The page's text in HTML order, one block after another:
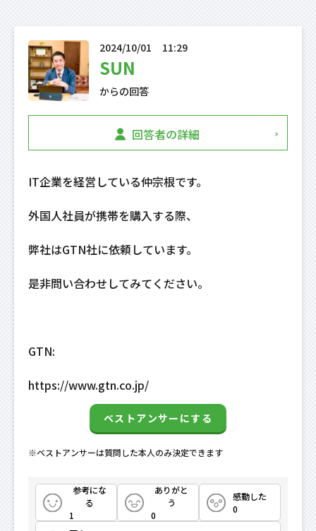
2024/10/01 11:29
SUN
からの回答
回答者の詳細
IT企業を経営している仲宗根です。
外国人社員が携帯を購入する際、
弊社はGTN社に依頼しています。
是非問い合わせしてみてください。
GTN:
https://www.gtn.co.jp/
ベストアンサーにする
※ベストアンサーは質問した本人のみ決定できます
参考にな
る
1
ありがと
う
0
感動した
0